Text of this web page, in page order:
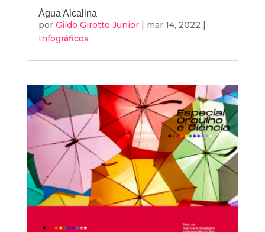
Água Alcalina
por Gildo Girotto Junior| mar 14, 2022 |
Infográficos